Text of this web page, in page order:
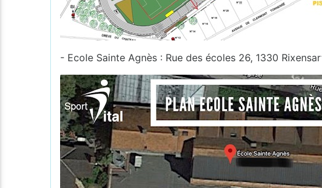
- Ecole Sainte Agnès : Rue des écoles 26, 1330